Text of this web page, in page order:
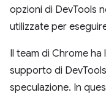
opzioni di DevTools
utilizzate per
Il team di Chrome
supporto di
speculazione. In